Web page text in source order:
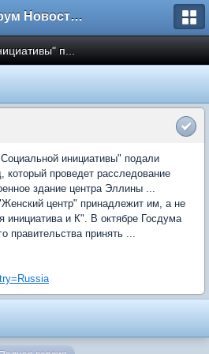
Форум Новостройки
п...
инициативы" подали
который проведет расследование
здание центра Эллины ...
центр" принадлежит им, а не
инициатива и К". В октябре Госдума
правительства принять ...